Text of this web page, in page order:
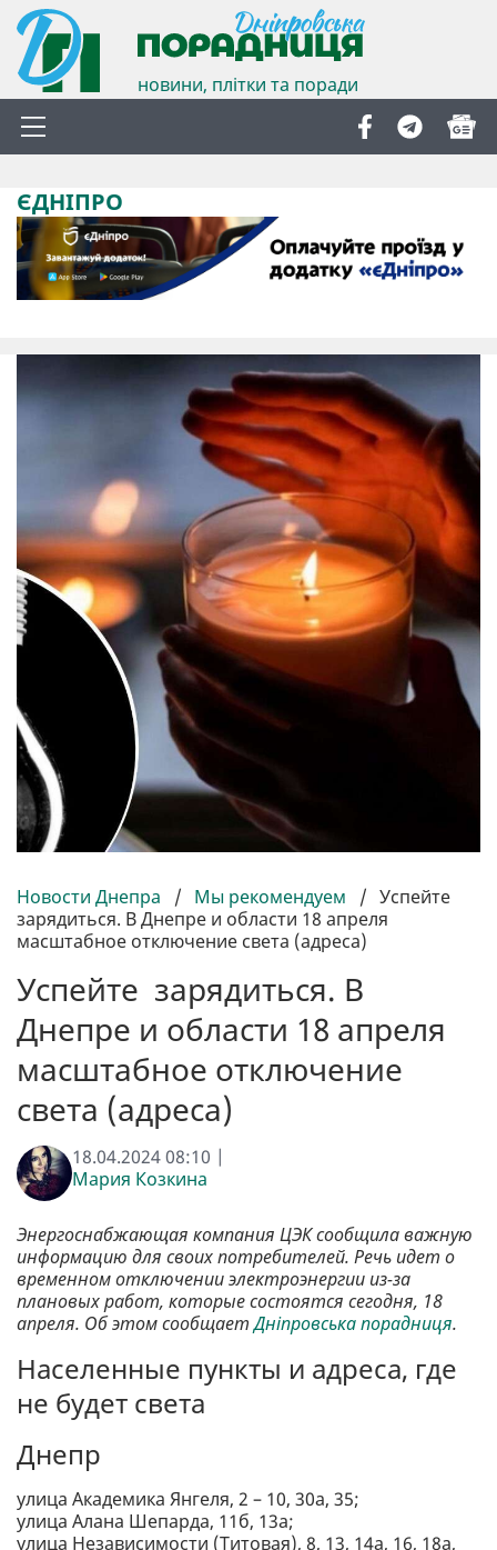
новини, плітки та поради
ЄДНІПРО
Новости Днепра / Мы рекомендуем / Успейте
зарядиться. В Днепре и области 18 апреля
масштабное отключение света (адреса)
Успейте зарядиться. В
Днепре и области 18 апреля
масштабное отключение
света (адреса)
18.04.2024 08:10 |
Мария Козкина
Энергоснабжающая компания ЦЭК сообщила важную
информацию для своих потребителей. Речь идет о
временном отключении электроэнергии из-за
плановых работ, которые состоятся сегодня, 18
апреля. Об этом сообщаетДніпровська порадниця.
Населенные пункты и адреса, где
не будет света
Днепр
улица Академика Янгеля, 2 – 10, 30а, 35;
улица Алана Шепарда, 11б, 13а;
улица Независимости (Титовая), 8, 13, 14а, 16, 18а,